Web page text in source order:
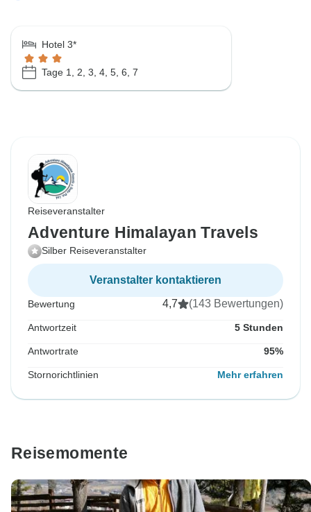
Hotel 3*
Tage 1, 2, 3, 4, 5, 6, 7
Reiseveranstalter
Adventure Himalayan Travels
Silber Reiseveranstalter
Veranstalter kontaktieren
Bewertung 4,7 (143 Bewertungen)
Antwortzeit 5 Stunden
Antwortrate 95%
Stornorichtlinien Mehr erfahren
Reisemomente